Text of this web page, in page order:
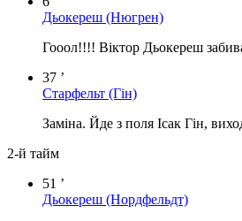
Дьокереш (Нюгрен)
Гооол!!!! Віктор Дьокереш
37 ’
Старфельт (Гін)
Заміна. Йде з поля Ісак Гін,
2-й тайм
51 ’
Дьокереш (Нордфельдт)